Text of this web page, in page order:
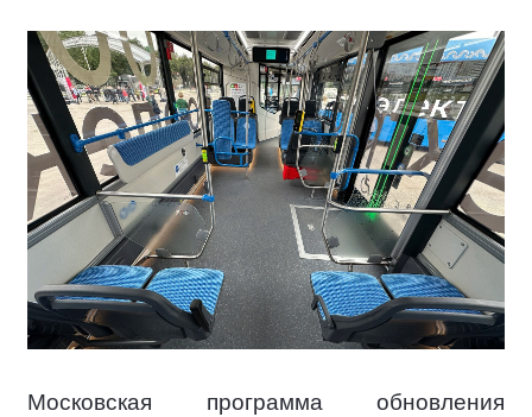
Московская программа обновления